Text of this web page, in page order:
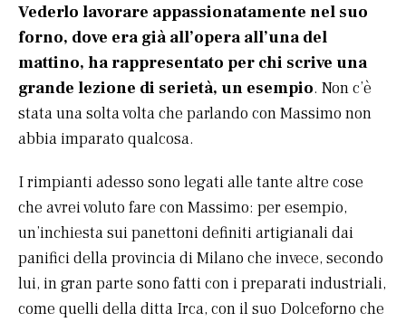
Vederlo lavorare appassionatamente nel suo
forno, dove era già all’opera all’una del
mattino, ha rappresentato per chi scrive una
grande lezione di serietà, un esempio. Non c’è
stata una solta volta che parlando con Massimo non
abbia imparato qualcosa.
I rimpianti adesso sono legati alle tante altre cose
che avrei voluto fare con Massimo: per esempio,
un’inchiesta sui panettoni definiti artigianali dai
panifici della provincia di Milano che invece, secondo
lui, in gran parte sono fatti con i preparati industriali,
come quelli della ditta Irca, con il suo Dolceforno che